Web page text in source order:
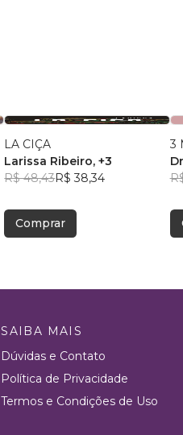
LA CIÇA
Larissa Ribeiro, +3
R$ 48,43R$ 38,34
Comprar
3
SAIBA MAIS
Dúvidas e Contato
Política de Privacidade
Termos e Condições de Uso